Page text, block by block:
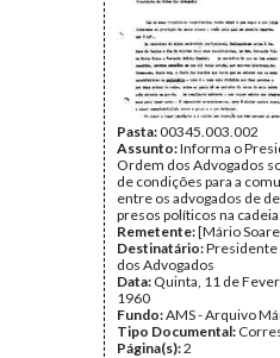
Pasta:00345.003.002
Assunto:Informa o
Ordem dos Advogados
de condições para a
entre os advogados de
presos políticos na
Remetente:[Mário
Destinatário:
dos Advogados
Data: Quinta, 11 de
1960
Fundo:AMS - Arquivo
Tipo Documental:
Página(s):2